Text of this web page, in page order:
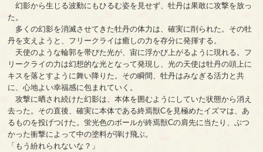
幻影から生じる波動にもひるむ姿を見せず、牡丹は果敢に攻撃を放っ
た。
多くの幻影を消滅させてきた牡丹の体力は、確実に削られた。その牡
丹を支えようと、フリークライは癒しの力を存分に発揮する。
天使のような輪郭を帯びた光が、宙に浮かび上がるように現れる。フ
リークライの力は幻想的な光となって発現し、光の天使は牡丹の頭上に
キスを落とすように舞い降りた。その瞬間、牡丹はみなぎる活力と共
に、心地よい幸福感に包まれていく。
攻撃に晒され続けた幻影は、本体を囲むようにしていた状態から消え
去った。その直後、確実に本体である終焉獣Cを見極めたイズマは、あ
るものを投げつけた。蛍光色のボールが終焉獣Cの肩先に当たり、ぶつ
かった衝撃によって中の塗料が弾け飛ぶ。
「もう紛れられないな？」